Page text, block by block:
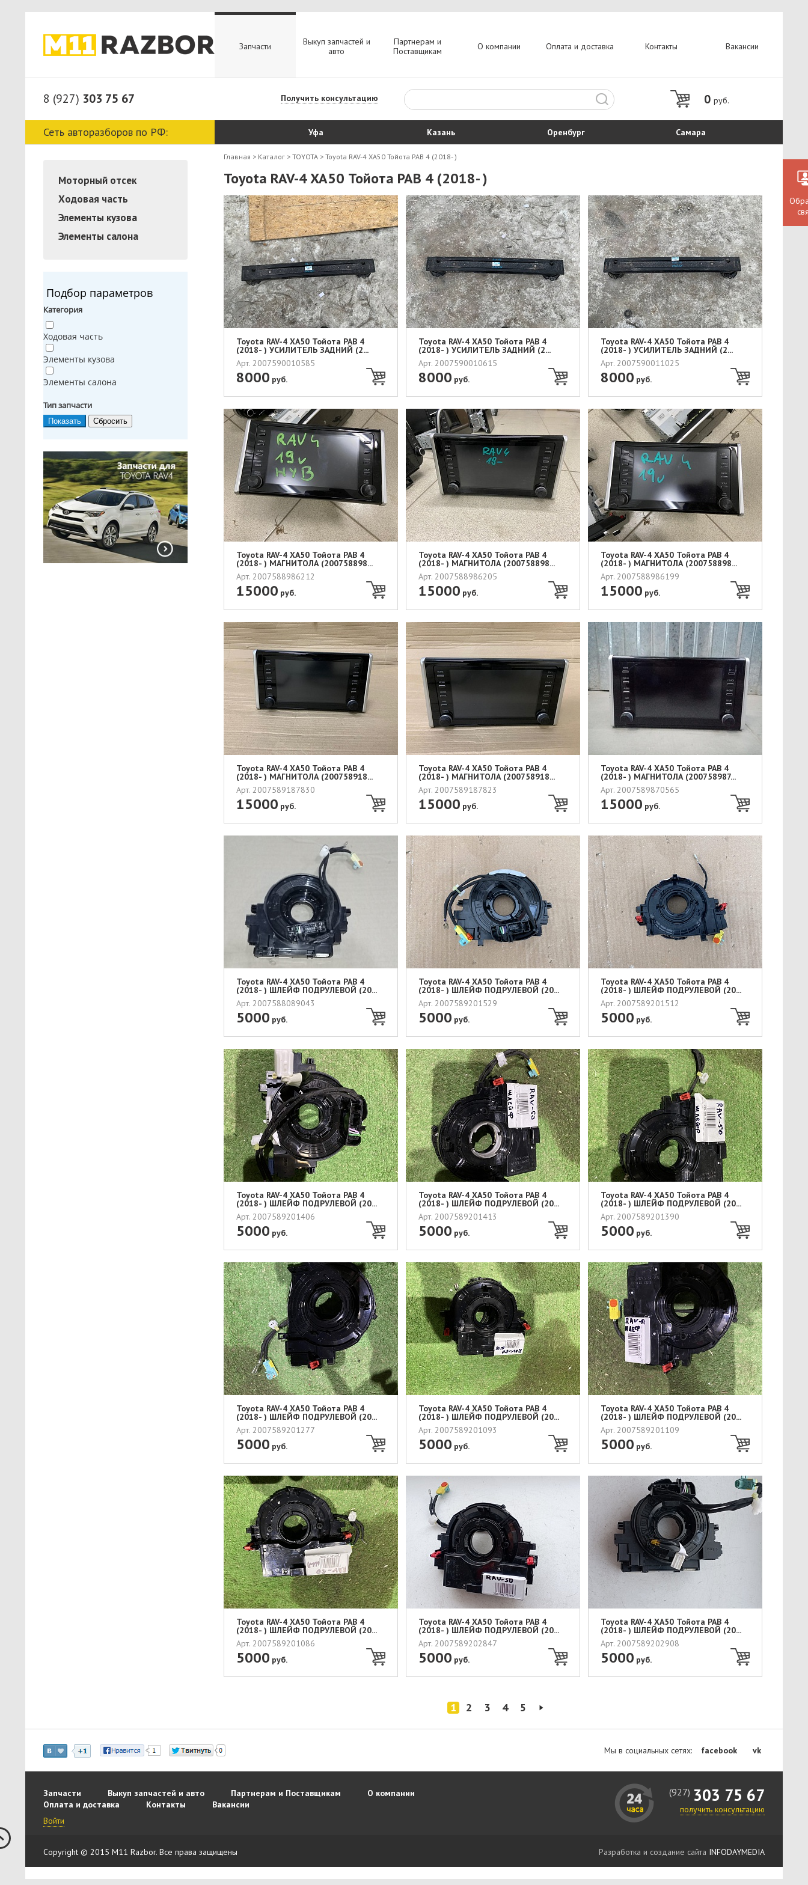
Запчасти
Выкуп запчастей и
авто
Партнерам и
Поставщикам
О компании Оплата и доставка Контакты Вакансии
8 (927) 303 75 67 Получить консультацию 0 руб.
Сеть авторазборов по РФ: Уфа Казань Оренбург Самара
Моторный отсек
Ходовая часть
Элементы кузова
Элементы салона
Подбор параметров
Категория
Ходовая часть
Элементы кузова
Элементы салона
Тип запчасти
Главная > Каталог > TOYOTA > Toyota RAV-4 XA50 Тойота РАВ 4 (2018- )
Toyota RAV-4 XA50 Тойота РАВ 4 (2018- )
Toyota RAV-4 XA50 Тойота РАВ 4
(2018- ) УСИЛИТЕЛЬ ЗАДНИЙ (2...
Арт. 2007590010585
8000 руб.
Toyota RAV-4 XA50 Тойота РАВ 4
(2018- ) УСИЛИТЕЛЬ ЗАДНИЙ (2...
Арт. 2007590010615
8000 руб.
Toyota RAV-4 XA50 Тойота РАВ 4
(2018- ) УСИЛИТЕЛЬ ЗАДНИЙ (2...
Арт. 2007590011025
8000 руб.
Toyota RAV-4 XA50 Тойота РАВ 4
(2018- ) МАГНИТОЛА (200758898...
Арт. 2007588986212
15000 руб.
Toyota RAV-4 XA50 Тойота РАВ 4
(2018- ) МАГНИТОЛА (200758898...
Арт. 2007588986205
15000 руб.
Toyota RAV-4 XA50 Тойота РАВ 4
(2018- ) МАГНИТОЛА (200758898...
Арт. 2007588986199
15000 руб.
Toyota RAV-4 XA50 Тойота РАВ 4
(2018- ) МАГНИТОЛА (200758918...
Арт. 2007589187830
15000 руб.
Toyota RAV-4 XA50 Тойота РАВ 4
(2018- ) МАГНИТОЛА (200758918...
Арт. 2007589187823
15000 руб.
Toyota RAV-4 XA50 Тойота РАВ 4
(2018- ) МАГНИТОЛА (200758987...
Арт. 2007589870565
15000 руб.
Toyota RAV-4 XA50 Тойота РАВ 4
(2018- ) ШЛЕЙФ ПОДРУЛЕВОЙ (20...
Арт. 2007588089043
5000 руб.
Toyota RAV-4 XA50 Тойота РАВ 4
(2018- ) ШЛЕЙФ ПОДРУЛЕВОЙ (20...
Арт. 2007589201529
5000 руб.
Toyota RAV-4 XA50 Тойота РАВ 4
(2018- ) ШЛЕЙФ ПОДРУЛЕВОЙ (20...
Арт. 2007589201512
5000 руб.
Toyota RAV-4 XA50 Тойота РАВ 4
(2018- ) ШЛЕЙФ ПОДРУЛЕВОЙ (20...
Арт. 2007589201406
5000 руб.
Toyota RAV-4 XA50 Тойота РАВ 4
(2018- ) ШЛЕЙФ ПОДРУЛЕВОЙ (20...
Арт. 2007589201413
5000 руб.
Toyota RAV-4 XA50 Тойота РАВ 4
(2018- ) ШЛЕЙФ ПОДРУЛЕВОЙ (20...
Арт. 2007589201390
5000 руб.
Toyota RAV-4 XA50 Тойота РАВ 4
(2018- ) ШЛЕЙФ ПОДРУЛЕВОЙ (20...
Арт. 2007589201277
5000 руб.
Toyota RAV-4 XA50 Тойота РАВ 4
(2018- ) ШЛЕЙФ ПОДРУЛЕВОЙ (20...
Арт. 2007589201093
5000 руб.
Toyota RAV-4 XA50 Тойота РАВ 4
(2018- ) ШЛЕЙФ ПОДРУЛЕВОЙ (20...
Арт. 2007589201109
5000 руб.
Toyota RAV-4 XA50 Тойота РАВ 4
(2018- ) ШЛЕЙФ ПОДРУЛЕВОЙ (20...
Арт. 2007589201086
5000 руб.
Toyota RAV-4 XA50 Тойота РАВ 4
(2018- ) ШЛЕЙФ ПОДРУЛЕВОЙ (20...
Арт. 2007589202847
5000 руб.
Toyota RAV-4 XA50 Тойота РАВ 4
(2018- ) ШЛЕЙФ ПОДРУЛЕВОЙ (20...
Арт. 2007589202908
5000 руб.
1 2 3 4 5
Мы в социальных сетях: facebook vk
Запчасти Выкуп запчастей и авто Партнерам и Поставщикам
О компании
Оплата и доставка
Контакты
Вакансии
Войти
(927) 303 75 67
получить консультацию
Copyright © 2015 M11 Razbor. Все права защищены Разработка и создание сайта INFODAYMEDIA